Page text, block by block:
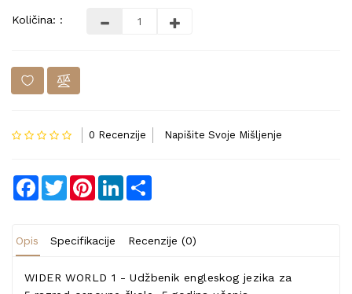
Količina: :
0 Recenzije Napišite Svoje Mišljenje
Facebook
TwitterPinterestLinkedIn
Opis Specifikacije Recenzije (0)
WIDER WORLD 1 - Udžbenik engleskog jezika za